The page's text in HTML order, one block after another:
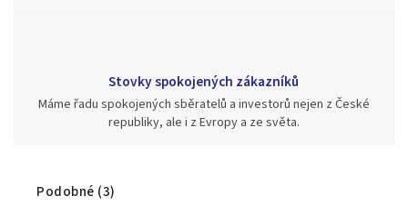
Stovky spokojených zákazníků
Máme řadu spokojených sběratelů a investorů nejen z České
republiky, ale i z Evropy a ze světa.
Podobné (3)